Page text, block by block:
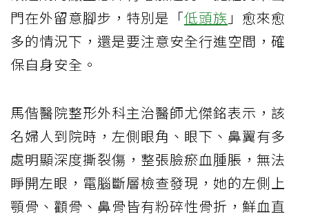
門在外留意腳步，特別是「低頭族 」愈來愈
多的情況下，還是要注意安全行進空間，確
保自身安全。
馬偕醫院整形外科主治醫師尤傑銘表示，該
名婦人到院時，左側眼角、眼下、鼻翼有多
處明顯深度撕裂傷，整張臉瘀血腫脹，無法
睜開左眼，電腦斷層檢查發現，她的左側上
顎骨、顴骨、鼻骨皆有粉碎性骨折，鮮血直